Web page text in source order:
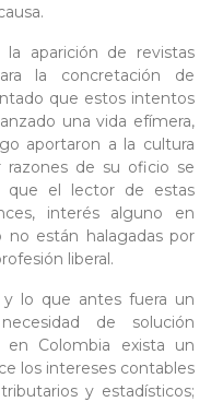
aparición de revistas
la concretación de
que estos intentos
una vida efímera,
aportaron a la cultura
razones de su oficio se
que el lector de estas
interés alguno en
no están halagadas por
liberal.
lo que antes fuera un
de solución
Colombia exista un
los intereses contables
y estadísticos;